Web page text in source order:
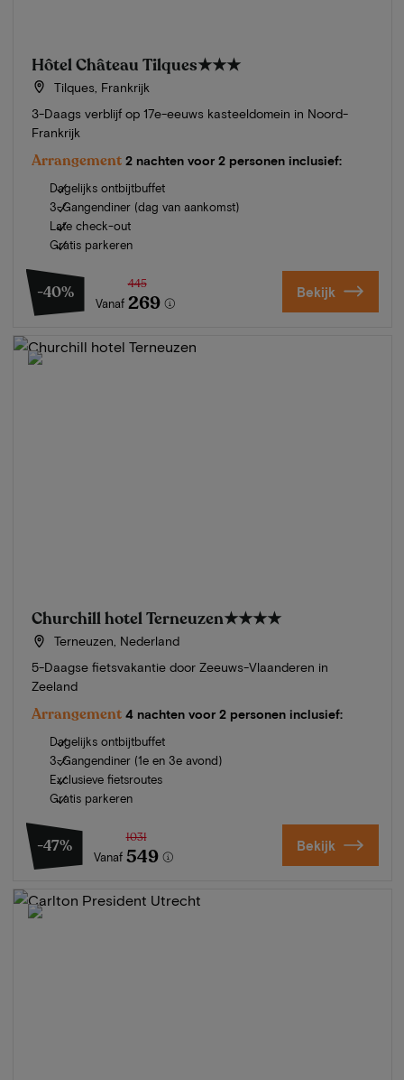
Hôtel Château Tilques★★★
Tilques, Frankrijk
3-Daags verblijf op 17e-eeuws kasteeldomein in Noord-
Frankrijk
Arrangement 2 nachten voor 2 personen inclusief:
Dagelijks ontbijtbuffet
3-Gangendiner (dag van aankomst)
Late check-out
Gratis parkeren
-40%
Vanaf
445
269 Bekijk
Churchill hotel Terneuzen★★★★
Terneuzen, Nederland
5-Daagse fietsvakantie door Zeeuws-Vlaanderen in
Zeeland
Arrangement 4 nachten voor 2 personen inclusief:
Dagelijks ontbijtbuffet
3-Gangendiner (1e en 3e avond)
Exclusieve fietsroutes
Gratis parkeren
-47%
Vanaf
1031
549 Bekijk